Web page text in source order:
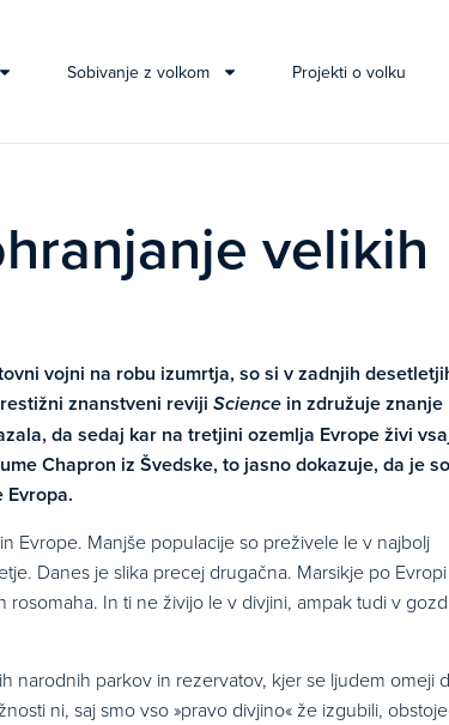
Sobivanje z volkom Projekti o volku
velikih
vojni na robu izumrtja, so si v zadnjih
znanstveni reviji Science in združuje znanje
da sedaj kar na tretjini ozemlja Evrope živi
Chapron iz Švedske, to jasno dokazuje, da je
Evrope. Manjše populacije so preživele le v najbolj
Danes je slika precej drugačna. Marsikje po
In ti ne živijo le v divjini, ampak tudi v
narodnih parkov in rezervatov, kjer se ljudem omeji
ni, saj smo vso »pravo divjino« že izgubili,